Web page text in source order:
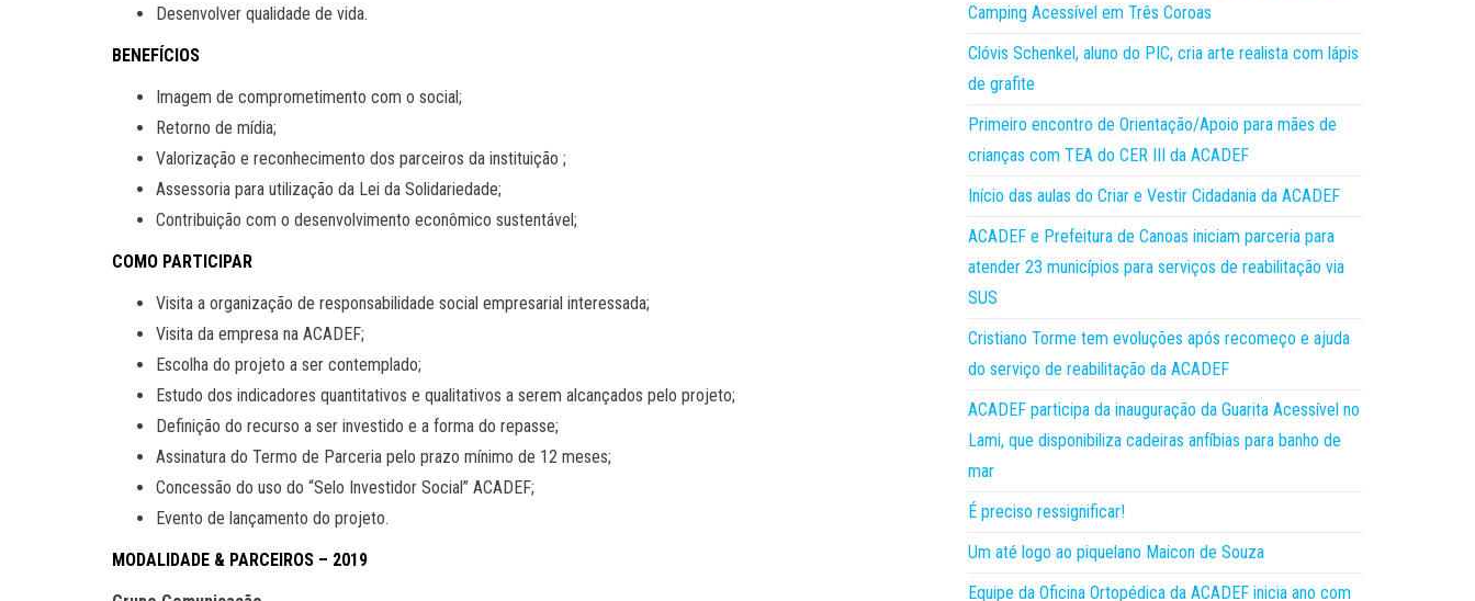
Desenvolver qualidade de vida.
BENEFÍCIOS
Imagem de comprometimento com o social;
Retorno de mídia;
Valorização e reconhecimento dos parceiros da instituição ;
Assessoria para utilização da Lei da Solidariedade;
Contribuição com o desenvolvimento econômico sustentável;
COMO PARTICIPAR
Visita a organização de responsabilidade social empresarial interessada;
Visita da empresa na ACADEF;
Escolha do projeto a ser contemplado;
Estudo dos indicadores quantitativos e qualitativos a serem alcançados pelo projeto;
Definição do recurso a ser investido e a forma do repasse;
Assinatura do Termo de Parceria pelo prazo mínimo de 12 meses;
Concessão do uso do “Selo Investidor Social” ACADEF;
Evento de lançamento do projeto.
MODALIDADE & PARCEIROS – 2019
Camping Acessível em Três Coroas
Clóvis Schenkel, aluno do PIC, cria arte realista com lápis
de grafite
Primeiro encontro de Orientação/Apoio para mães de
crianças com TEA do CER III da ACADEF
Início das aulas do Criar e Vestir Cidadania da ACADEF
ACADEF e Prefeitura de Canoas iniciam parceria para
atender 23 municípios para serviços de reabilitação via
SUS
Cristiano Torme tem evoluções após recomeço e ajuda
do serviço de reabilitação da ACADEF
ACADEF participa da inauguração da Guarita Acessível no
Lami, que disponibiliza cadeiras anfíbias para banho de
mar
É preciso ressignificar!
Um até logo ao piquelano Maicon de Souza
Equipe da Oficina Ortopédica da ACADEF inicia ano com